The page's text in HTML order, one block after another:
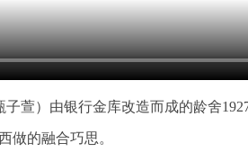
萱）由银行金库改造而成的龄舍
做的融合巧思。